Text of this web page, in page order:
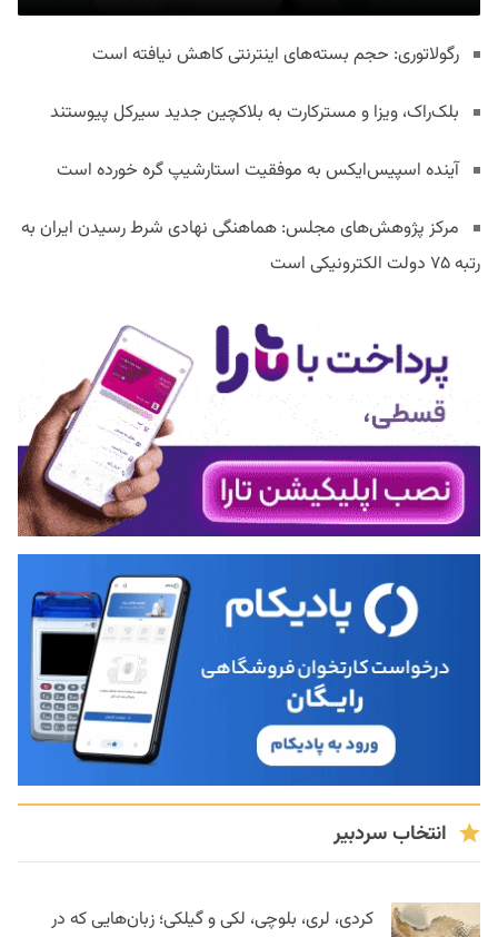
رگولاتوری: حجم بسته‌های اینترنتی کاهش نیافته است
بلک‌راک، ویزا و مسترکارت به بلاکچین جدید سیرکل پیوستند
آینده اسپیس‌ایکس به موفقیت استارشیپ گره خورده است
مرکز پژوهش‌های مجلس: هماهنگی نهادی شرط رسیدن ایران به
رتبه ۷۵ دولت الکترونیکی است
انتخاب سردبیر
کردی، لری، بلوچی، لکی و گیلکی؛ زبان‌هایی که در